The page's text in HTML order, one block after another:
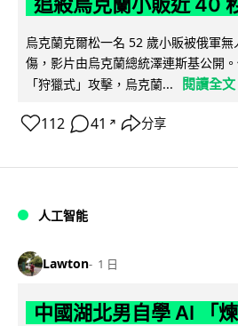
烏克蘭克爾松一名 52 歲小販被俄軍
傷，影片由烏克蘭總統澤連斯基公開
「狩獵式」攻擊，烏克蘭...
閱讀全文
112 41 ↗ 分享
人工智能
Lawton 1 日
中國湖北男自學 AI 「